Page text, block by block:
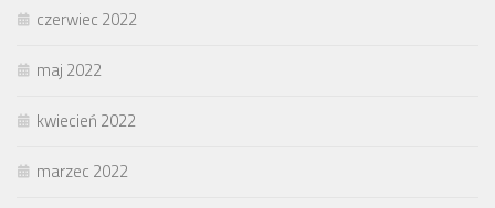
czerwiec 2022
maj 2022
kwiecień 2022
marzec 2022